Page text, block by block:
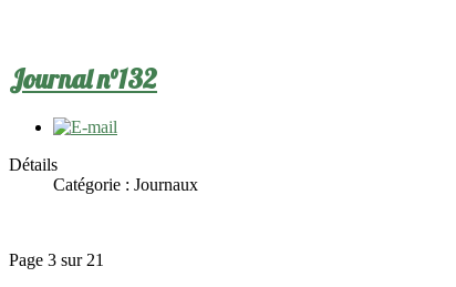
Journal n°132
Détails
Catégorie : Journaux
Page 3 sur 21